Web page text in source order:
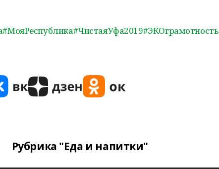
#МояРеспублика#ЧистаяУфа2019#ЭКОграмотность
Рубрика "Еда и напитки"